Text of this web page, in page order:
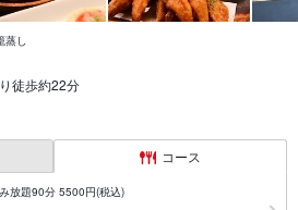
し
徒歩約22分
コース
放題90分 5500円(税込)